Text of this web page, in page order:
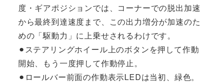
度・ギアポジションでは、コーナーでの脱出加速
から最終到達速度まで、この出力増分が加速のた
めの「駆動力」に上乗せされるわけです。
⚫︎ステアリングホイール上のボタンを押して作動
開始、もう一度押して作動停止。
⚫︎ロールバー前面の作動表示LEDは当初、緑色。